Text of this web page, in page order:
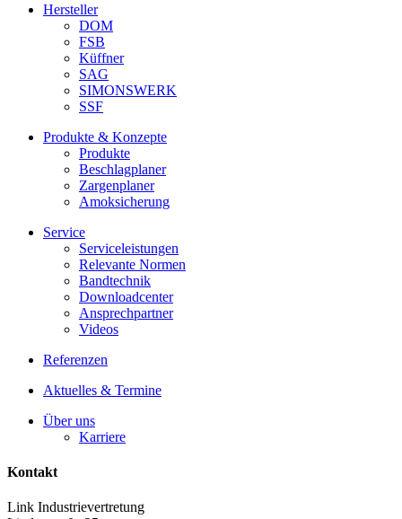
Hersteller
DOM
FSB
Küffner
SAG
SIMONSWERK
SSF
Produkte & Konzepte
Produkte
Beschlagplaner
Zargenplaner
Amoksicherung
Service
Serviceleistungen
Relevante Normen
Bandtechnik
Downloadcenter
Ansprechpartner
Videos
Referenzen
Aktuelles & Termine
Über uns
Karriere
Kontakt
Link Industrievertretung